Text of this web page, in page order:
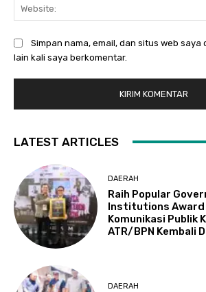
Simpan nama, email, dan situs web saya
lain kali saya berkomentar.
LATEST ARTICLES
DAERAH
Raih Popular
Institutions Award
Komunikasi Publik
ATR/BPN Kembali
DAERAH